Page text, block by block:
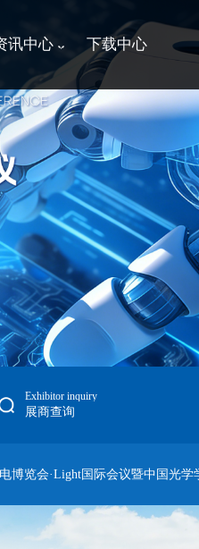
讯中心 下载中心
Exhibitor inquiry
展商查询
国际会议暨中国光学学会长春学术大会将于